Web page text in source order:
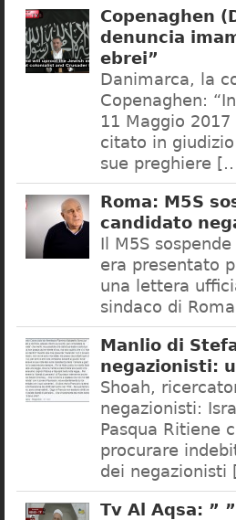
Copenaghen
denuncia
ebrei”
Danimarca, la
Copenaghen:
11 Maggio
citato in
sue preghiere
Roma: M5S
candidato
Il M5S
era presentato
una lettera
sindaco di
Manlio di
negazionisti:
Shoah,
negazionisti:
Pasqua Ritiene
procurare
dei negazionisti
Tv Al Aqsa: ”